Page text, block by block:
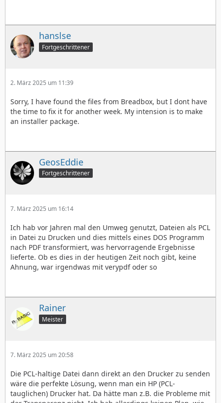
hanslse
Fortgeschrittener
2. März 2025 um 11:39
Sorry, I have found the files from Breadbox, but I dont have
the time to fix it for another week. My intension is to make
an installer package.
GeosEddie
Fortgeschrittener
7. März 2025 um 16:14
Ich hab vor Jahren mal den Umweg genutzt, Dateien als PCL
in Datei zu Drucken und dies mittels eines DOS Programm
nach PDF transformiert, was hervorragende Ergebnisse
lieferte. Ob es dies in der heutigen Zeit noch gibt, keine
Ahnung, war irgendwas mit verypdf oder so
Rainer
Meister
7. März 2025 um 20:58
Die PCL-haltige Datei dann direkt an den Drucker zu senden
wäre die perfekte Lösung, wenn man ein HP (PCL-
tauglichen) Drucker hat. Da hätte man z.B. die Probleme mit